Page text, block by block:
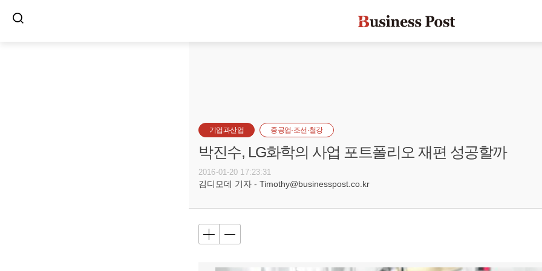
기업과산업 중공업·조선·철강
박진수, LG화학의 사업 포트폴리오 재편 성공할까
2016-01-20 17:23:31
김디모데 기자 - Timothy@businesspost.co.kr